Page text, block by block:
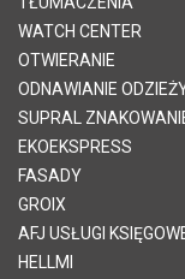
WATCH CENTER
OTWIERANIE
ODNAWIANIE
SUPRAL
EKOEKSPRESS
FASADY
GROIX
AFJ USŁUGI
HELLMI